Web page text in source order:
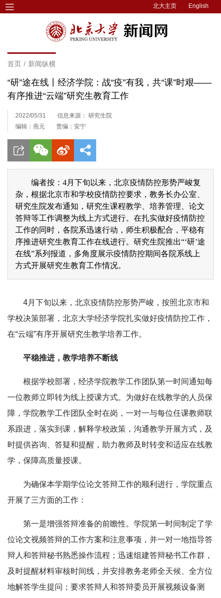
北大主页 English
首页 / 新闻纵横
“研”途在线丨经济学院：战“疫”有我，共“课”时艰——
有序推进“云端”研究生教育工作
2022/05/31
信息来源： 研究生院
编辑：燕元
责编：安宁
编者按：4月下旬以来，北京疫情防控形势严峻复
杂，根据北京市和学校疫情防控要求，教务长办公室、
研究生院发布通知，研究生课程教学、培养管理、论文
答辩等工作调整为线上方式进行。在扎实做好疫情防控
工作的同时，各院系迅速行动，师生积极配合，平稳有
序推进研究生教育工作在线进行。研究生院推出“‘研’途
在线”系列报道，多角度展示疫情防控期间各院系线上
方式开展研究生教育工作情况。
4月下旬以来，北京疫情防控形势严峻，按照北京市和
学校决策部署，北京大学经济学院扎实做好疫情防控工作，
在“云端”有序开展研究生教学培养工作。
平稳推进，教学培养不断线
根据学校部署，经济学院教学工作团队第一时间通知每
一位教师立即转为线上授课方式。为做好在线教学的人员保
障，学院教学工作团队全时在岗，一对一与每位任课教师联
系跟进，落实到课，解释学校政策，沟通教学开展方式，及
时提供咨询、答疑和提醒，助力教师及时转变和适应在线教
学，保障高质量授课。
为确保本学期学位论文答辩工作的顺利进行，学院重点
开展了三方面的工作：
第一是增强答辩准备的前瞻性。学院第一时间制定了学
位论文视频答辩的工作方案和注意事项，并一对一地指导答
辩人和答辩秘书熟悉操作流程；迅速组建答辩秘书工作群，
及时提醒材料审核时间线，并安排教务老师全天候、全方位
地解答学生提问；要求答辩人和答辩委员开展视频设备测